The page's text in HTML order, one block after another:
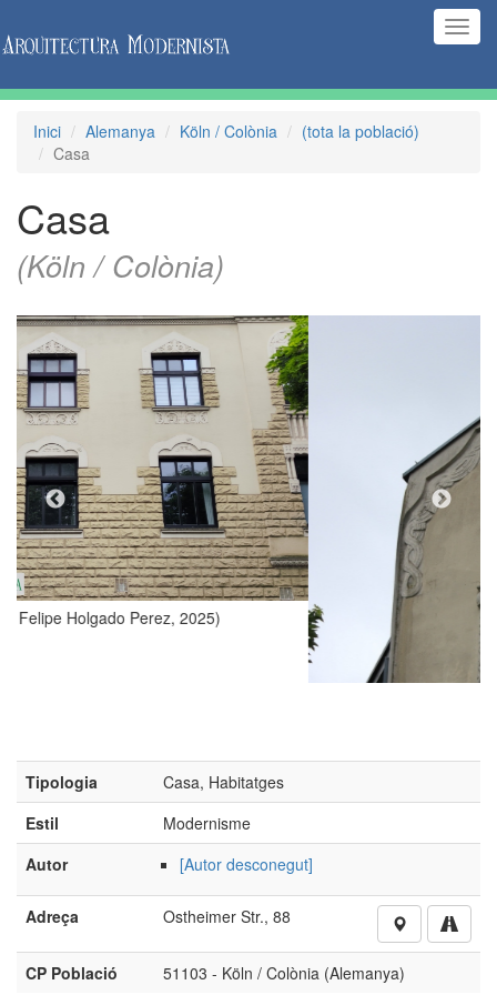
Inici Alemanya Köln / Colònia
(tota la població)
Casa
Casa
(Köln / Colònia)
Tipologia
Casa, Habitatges
Estil
Modernisme